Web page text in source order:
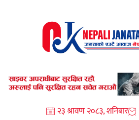
२३ श्रावण २०८३, शनिबार